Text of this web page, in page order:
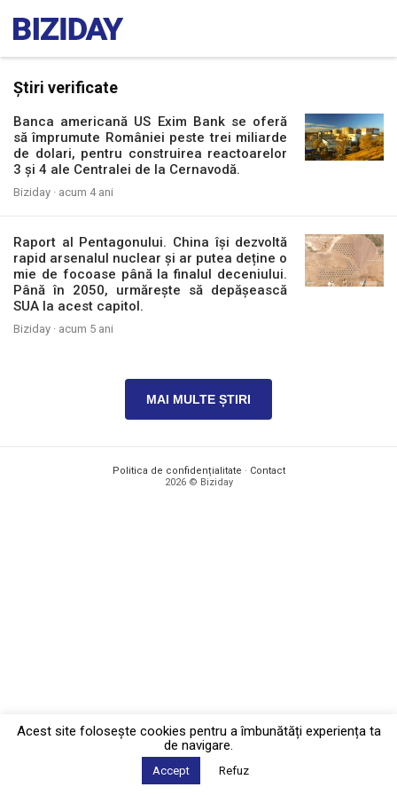
Știri verificate
Banca americană US Exim Bank se oferă
să împrumute României peste trei miliarde
de dolari, pentru construirea reactoarelor
3 și 4 ale Centralei de la Cernavodă.
Biziday · acum 4 ani
Raport al Pentagonului. China își dezvoltă
rapid arsenalul nuclear și ar putea deține o
mie de focoase până la finalul deceniului.
Până în 2050, urmărește să depășească
SUA la acest capitol.
Biziday · acum 5 ani
MAI MULTE ȘTIRI
Politica de confidențialitate · Contact
2026 © Biziday
Acest site foloseşte cookies pentru a îmbunătăți experiența ta
de navigare.
Accept Refuz